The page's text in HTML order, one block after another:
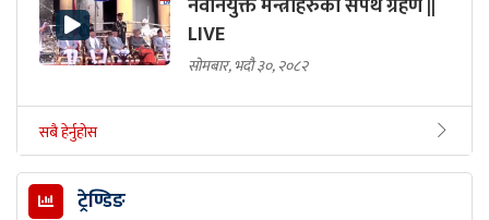
नवनियुक्त मन्त्रीहरुको सपथ ग्रहण ||
LIVE
सोमबार, भदौ ३०, २०८२
सबै हेर्नुहोस
ट्रेण्डिङ